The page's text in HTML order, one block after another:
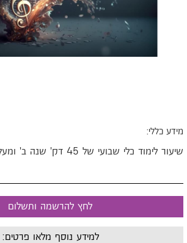
כללי:
לימוד כלי שבועי של 45 דק' שנה ב' ומעלה
לחץ להרשמה ותשלום
למידע נוסף מלאו פרטים: